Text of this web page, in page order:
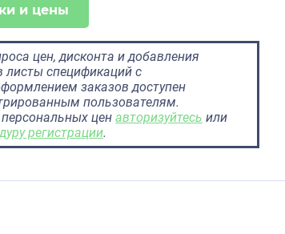
и цены
цен, дисконта и добавления
листы спецификаций с
заказов доступен
пользователям.
цен авторизуйтесь или
регистрации.